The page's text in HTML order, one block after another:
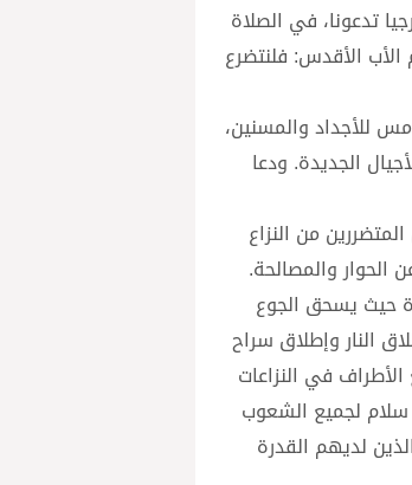
تدعونا، في الصلاة
الأقدس: فلنتضرع
٢٧ تموز يوليو باليوم العالمي الخامس للأجداد والمسنين،
الجديدة. ودعا
من النزاع
الحوار والمصالحة.
حيث يسحق الجوع
النار وإطلاق سراح
في النزاعات
سلام لجميع الشعوب
لديهم القدرة